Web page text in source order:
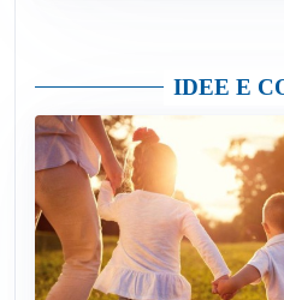
IDEE E